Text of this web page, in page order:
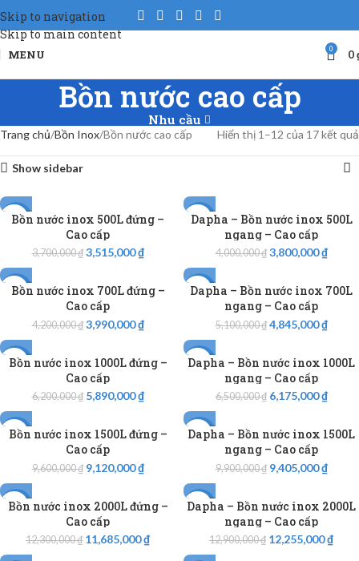
Skip to navigation
Skip to main content
MENU 0 0
Bồn nước cao cấp
Nhu cầu
Trang chủ Bồn Inox Bồn nước cao cấp Hiển thị 1–12 của 17 kết quả
Show sidebar
-5%
Bồn nước inox 500L đứng –
Cao cấp
3,700,000₫ 3,515,000₫
-5%
Dapha – Bồn nước inox 500L
ngang – Cao cấp
4,000,000₫ 3,800,000₫
-5%
Bồn nước inox 700L đứng –
Cao cấp
4,200,000₫ 3,990,000₫
-5%
Dapha – Bồn nước inox 700L
ngang – Cao cấp
5,100,000₫ 4,845,000₫
-5%
Bồn nước inox 1000L đứng –
Cao cấp
6,200,000₫ 5,890,000₫
-5%
Dapha – Bồn nước inox 1000L
ngang – Cao cấp
6,500,000₫ 6,175,000₫
-5%
Bồn nước inox 1500L đứng –
Cao cấp
9,600,000₫ 9,120,000₫
-5%
Dapha – Bồn nước inox 1500L
ngang – Cao cấp
9,900,000₫ 9,405,000₫
-5%
Bồn nước inox 2000L đứng –
Cao cấp
12,300,000₫ 11,685,000₫
-5%
Dapha – Bồn nước inox 2000L
ngang – Cao cấp
12,900,000₫ 12,255,000₫